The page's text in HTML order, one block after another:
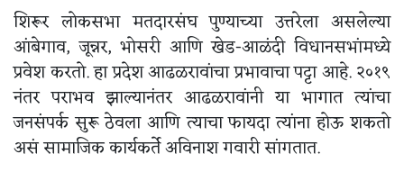
शिरूर लोकसभा मतदारसंघ पुण्याच्या उत्तरेला असलेल्या
आंबेगाव, जून्नर, भोसरी आणि खेड-आळंदी विधानसभांमध्ये
प्रवेश करतो. हा प्रदेश आढळरावांचा प्रभावाचा पट्टा आहे. २०१९
नंतर पराभव झाल्यानंतर आढळरावांनी या भागात त्यांचा
जनसंपर्क सुरू ठेवला आणि त्याचा फायदा त्यांना होऊ शकतो
असं सामाजिक कार्यकर्ते अविनाश गवारी सांगतात.